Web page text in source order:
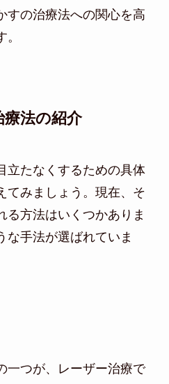
すの治療法への関心を高
法の紹介
立たなくするための具体
てみましょう。現在、そ
る方法はいくつかありま
な手法が選ばれていま
一つが、レーザー治療で